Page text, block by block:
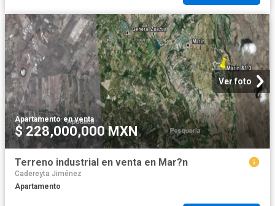
Ver foto
Apartamento·en venta
$ 228,000,000 MXN
Terreno industrial en venta en Mar?n
Cadereyta Jiménez
Apartamento